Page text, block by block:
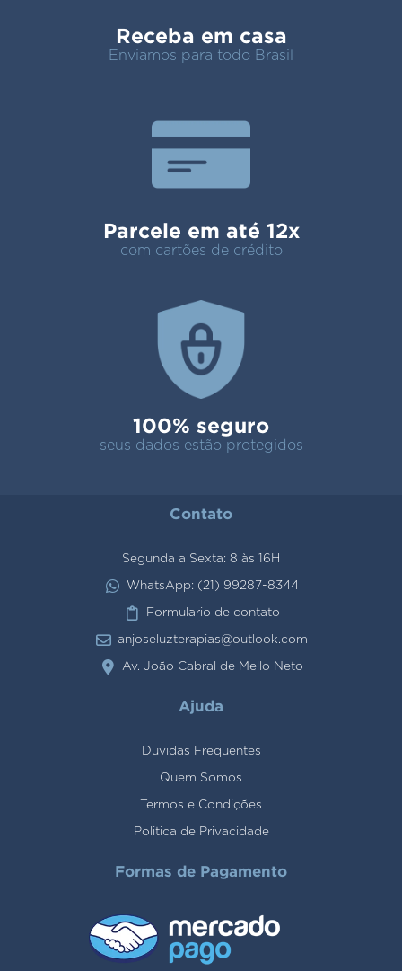
Receba em casa
Enviamos para todo Brasil
Parcele em até 12x
com cartões de crédito
100% seguro
seus dados estão protegidos
Contato
Segunda a Sexta: 8 às 16H
WhatsApp: (21) 99287-8344
Formulario de contato
anjoseluzterapias@outlook.com
Av. João Cabral de Mello Neto
Ajuda
Duvidas Frequentes
Quem Somos
Termos e Condições
Politica de Privacidade
Formas de Pagamento